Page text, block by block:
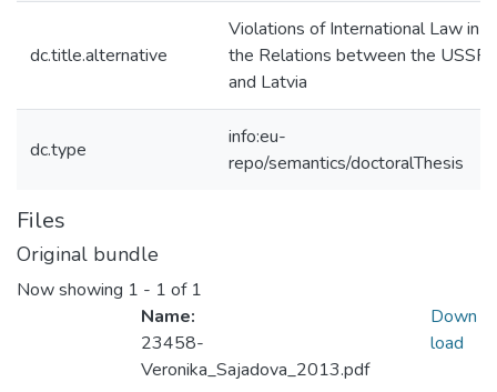
dc.title.alternative
Violations of International Law in
the Relations between the USSR
and Latvia
dc.type
info:eu-
repo/semantics/doctoralThesis
Files
Original bundle
Now showing 1 - 1 of 1
Name:
23458-
Veronika_Sajadova_2013.pdf
Down
load